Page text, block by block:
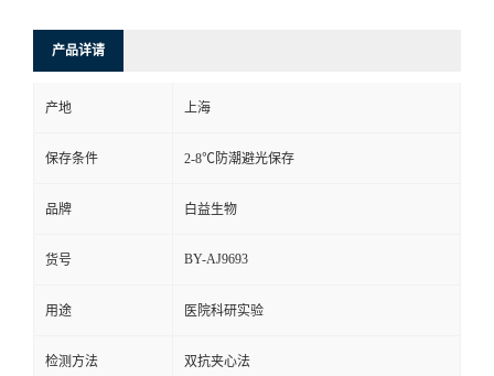
产品详请
产地 上海
保存条件 2-8℃防潮避光保存
品牌 白益生物
货号 BY-AJ9693
用途 医院科研实验
检测方法 双抗夹心法